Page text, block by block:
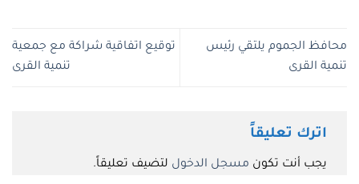
محافظ الجموم يلتقي رئيس
تنمية القرى
توقيع اتفاقية شراكة مع جمعية
تنمية القرى
اترك تعليقاً
يجب أنت تكون مسجل الدخول لتضيف تعليقاً.